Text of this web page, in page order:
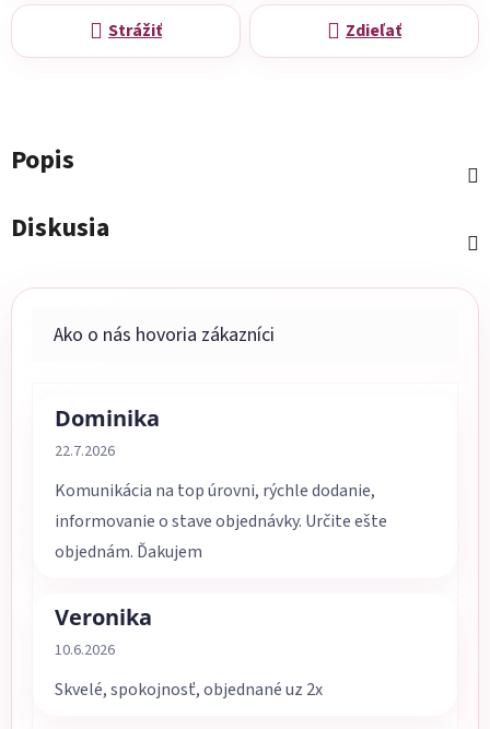
Strážiť Zdieľať
Popis
Diskusia
Dominika
Hodnotenie obchodu je 5 z 5 hviezdičiek.
22.7.2026
Komunikácia na top úrovni, rýchle dodanie,
informovanie o stave objednávky. Určite ešte
objednám. Ďakujem
Veronika
Hodnotenie obchodu je 5 z 5 hviezdičiek.
10.6.2026
Skvelé, spokojnosť, objednané uz 2x